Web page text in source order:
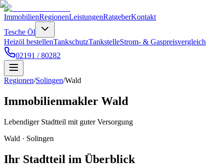
ImmobilienRegionenLeistungenRatgeberKontakt
Tesche Öl
Heizöl bestellenTankschutzTankstelleStrom- & Gaspreisvergleich
02191 / 80282
Regionen/Solingen/Wald
Immobilienmakler Wald
Lebendiger Stadtteil mit guter Versorgung
Wald · Solingen
Ihr Stadtteil im Überblick